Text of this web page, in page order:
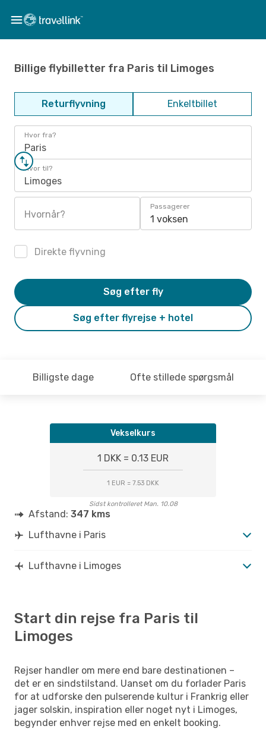
Billige flybilletter fra Paris til Limoges
Returflyvning Enkeltbillet
Hvor fra?
Paris
Hvor til?
Limoges
Hvornår?
Passagerer
1 voksen
Direkte flyvning
Søg efter flyrejse + hotel
Søg efter fly
Billigste dage Ofte stillede spørgsmål
Vekselkurs
1 DKK = 0.13 EUR
1 EUR = 7.53 DKK
Sidst kontrolleret Man. 10.08
Afstand: 347 kms
Lufthavne i Paris
Lufthavne i Limoges
Start din rejse fra Paris til
Limoges
Rejser handler om mere end bare destinationen –
det er en sindstilstand. Uanset om du forlader Paris
for at udforske den pulserende kultur i Frankrig eller
jager solskin, inspiration eller noget nyt i Limoges,
begynder enhver rejse med en enkelt booking.